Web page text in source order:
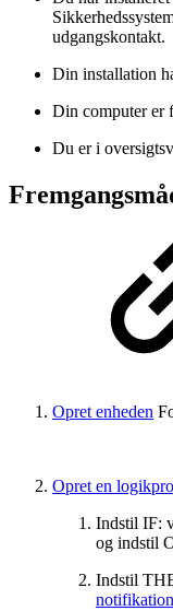
udgangskontakt.
Din installation
Din computer er
Du er i
Opret enheden
Opret en
Indstil IF:
og indstil
Indstil